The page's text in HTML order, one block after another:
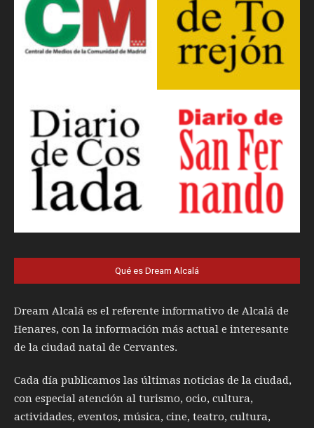
Qué es Dream Alcalá
Dream Alcalá es el referente informativo de Alcalá de
Henares, con la información más actual e interesante
de la ciudad natal de Cervantes.
Cada día publicamos las últimas noticias de la ciudad,
con especial atención al turismo, ocio, cultura,
actividades, eventos, música, cine, teatro, cultura,